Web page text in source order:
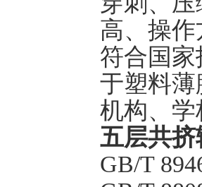
高、操
符合国
于塑料
机构、
五层共
GB/T